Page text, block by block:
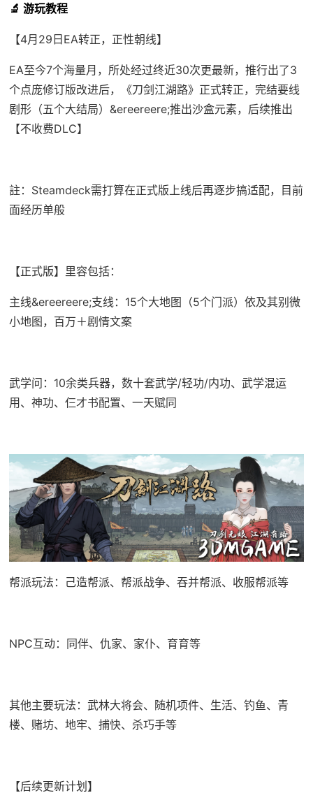
🔬 游玩教程
【4月29日EA转正，正性朝线】
EA至今7个海量月，所处经过终近30次更最新，推行出了3
个点庞修订版改进后，《刀剑江湖路》正式转正，完结要线
剧形（五个大结局）&ereereere;推出沙盒元素，后续推出
【不收费DLC】
註：Steamdeck需打算在正式版上线后再逐步搞适配，目前
面经历单般
【正式版】里容包括：
主线&ereereere;支线：15个大地图（5个门派）依及其别微
小地图，百万＋剧情文案
武学问：10余类兵器，数十套武学/轻功/内功、武学混运
用、神功、仨才书配置、一天赋同
帮派玩法：己造帮派、帮派战争、吞并帮派、收服帮派等
NPC互动：同伴、仇家、家仆、育育等
其他主要玩法：武林大将会、随机项件、生活、钓鱼、青
楼、赌坊、地牢、捕快、杀巧手等
【后续更新计划】